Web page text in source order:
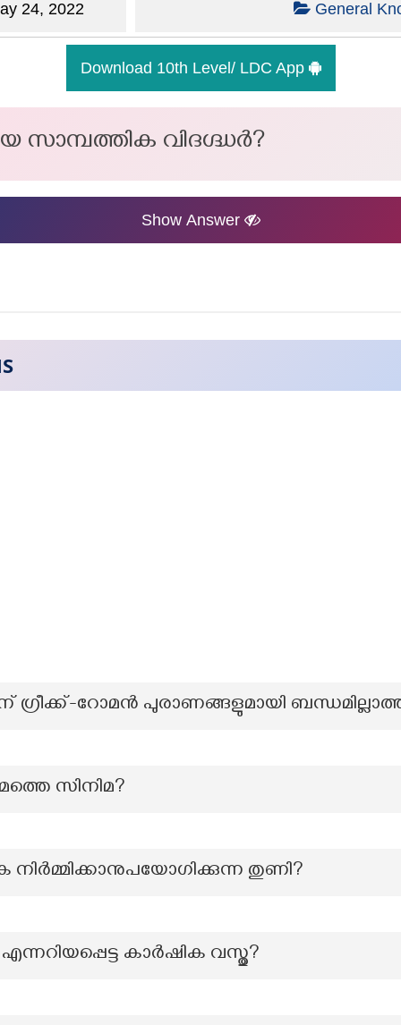
24, 2022 General
Download 10th Level/ LDC App
സാമ്പത്തിക വിദഗ്ദ്ധർ?
Show Answer
ഗ്രീക്ക്-റോമൻ പുരാണങ്ങളുമായി
സിനിമ?
തുണി?
കാർഷിക വസ്തു?